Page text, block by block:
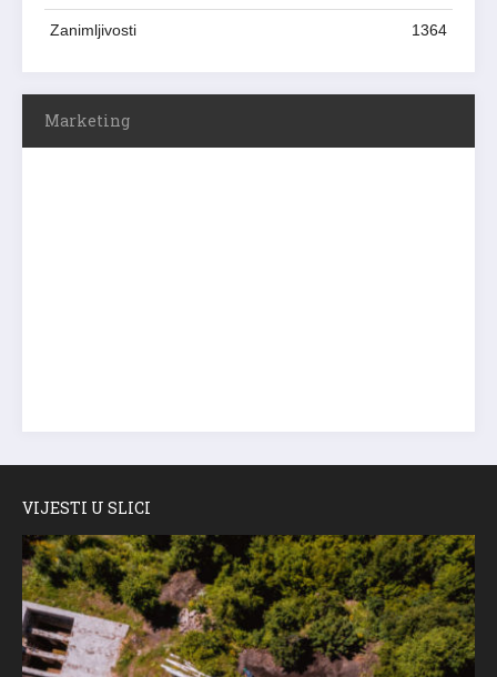
Zanimljivosti 1364
Marketing
VIJESTI U SLICI